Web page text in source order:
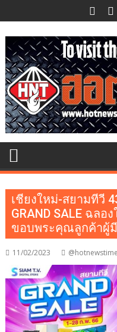
to
content
เชียงใหม่-สยามทีวี
GRAND SALE ฉลอ
ขอบพระคุณลูกค้าผู้
11/02/2023